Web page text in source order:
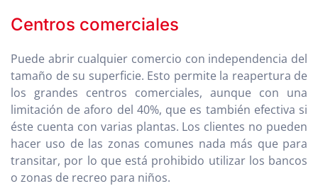
Centros comerciales
Puede abrir cualquier comercio con independencia del
tamaño de su superficie. Esto permite la reapertura de
los grandes centros comerciales, aunque con una
limitación de aforo del 40%, que es también efectiva si
éste cuenta con varias plantas. Los clientes no pueden
hacer uso de las zonas comunes nada más que para
transitar, por lo que está prohibido utilizar los bancos
o zonas de recreo para niños.